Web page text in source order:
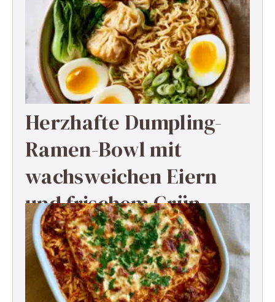
Herzhafte Dumpling-
Ramen-Bowl mit
wachsweichen Eiern
und frischem Grün